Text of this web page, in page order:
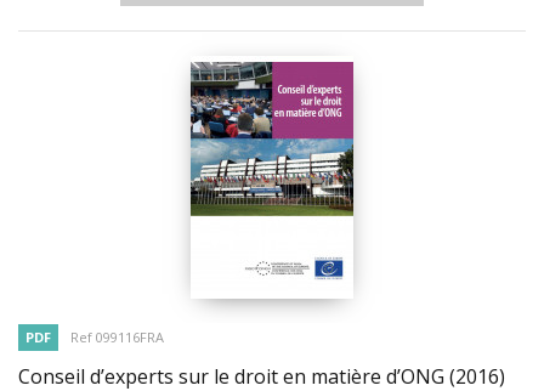
PDF Ref 099116FRA
Conseil d’experts sur le droit en matière d’ONG (2016)